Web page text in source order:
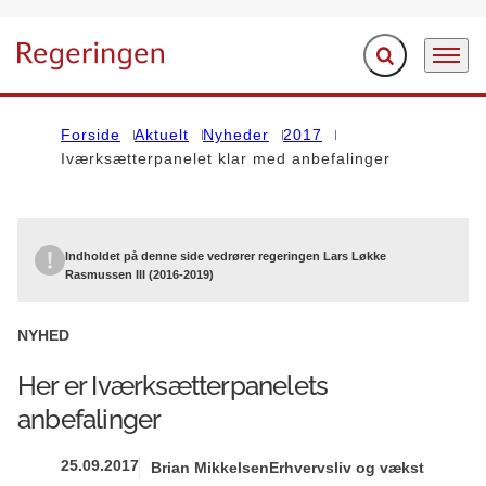
Gå til forsiden Fold søgefelt ud
Menu
Forside Aktuelt Nyheder
2017
Iværksætterpanelet klar med anbefalinger
Indholdet på denne side vedrører regeringen Lars Løkke
Rasmussen III (2016-2019)
NYHED
Her er Iværksætterpanelets
anbefalinger
25.09.2017 Brian MikkelsenErhvervsliv og vækst